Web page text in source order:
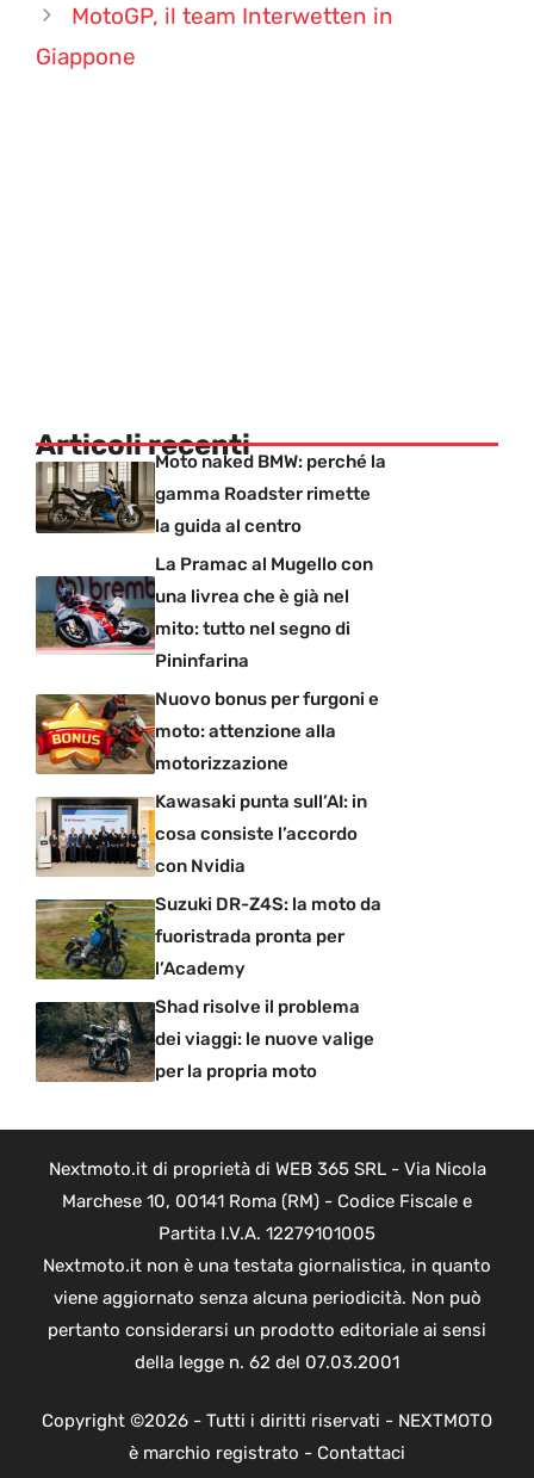
MotoGP, il team Interwetten in
Giappone
Articoli recentiMoto naked BMW: perché la
gamma Roadster rimette
la guida al centro
La Pramac al Mugello con
una livrea che è già nel
mito: tutto nel segno di
Pininfarina
Nuovo bonus per furgoni e
moto: attenzione alla
motorizzazione
Kawasaki punta sull’AI: in
cosa consiste l’accordo
con Nvidia
Suzuki DR-Z4S: la moto da
fuoristrada pronta per
l’Academy
Shad risolve il problema
dei viaggi: le nuove valige
per la propria moto
Nextmoto.it di proprietà di WEB 365 SRL - Via Nicola
Marchese 10, 00141 Roma (RM) - Codice Fiscale e
Partita I.V.A. 12279101005
Nextmoto.it non è una testata giornalistica, in quanto
viene aggiornato senza alcuna periodicità. Non può
pertanto considerarsi un prodotto editoriale ai sensi
della legge n. 62 del 07.03.2001
Copyright ©2026 - Tutti i diritti riservati - NEXTMOTO
è marchio registrato - Contattaci